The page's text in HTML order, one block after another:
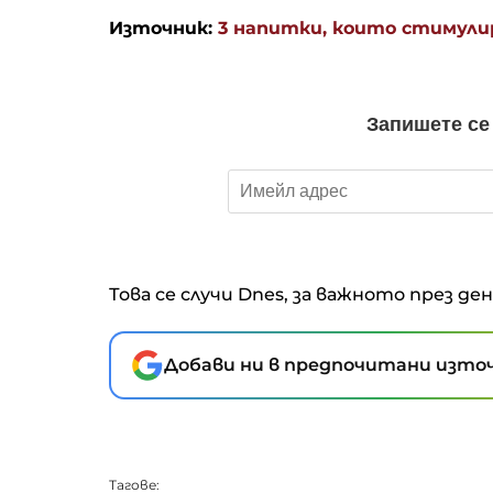
Източник: 3 напитки, които
Това се случи Dnes, за важното през
Добави ни в предпочитани
Тагове: